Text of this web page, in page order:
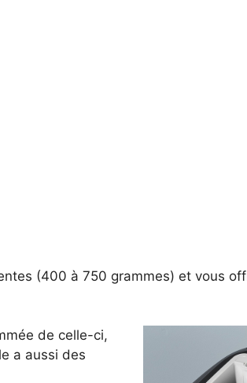
(400 à 750 grammes) et vous
de celle-ci,
a aussi des